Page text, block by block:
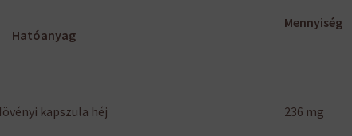
Hatóanyag
Mennyiség
kapszula héj 236 mg